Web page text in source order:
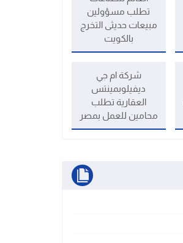
تطلب مسؤولين
مبيعات حديثى التخرج
بالكويت
شركة ام جي
ديفيلوبمينتس
العقارية تطلب
محامين للعمل بمصر